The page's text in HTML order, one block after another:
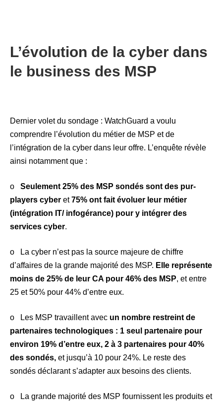
L’évolution de la cyber dans
le business des MSP
Dernier volet du sondage : WatchGuard a voulu
comprendre l’évolution du métier de MSP et de
l’intégration de la cyber dans leur offre. L’enquête révèle
ainsi notamment que :
o Seulement 25% des MSP sondés sont des pur-
players cyber et75% ont fait évoluer leur métier
(intégration IT/ infogérance) pour y intégrer des
services cyber.
o La cyber n’est pas la source majeure de chiffre
d’affaires de la grande majorité des MSP. Elle représente
moins de 25% de leur CA pour 46% des MSP, et entre
25 et 50% pour 44% d’entre eux.
o Les MSP travaillent avec un nombre restreint de
partenaires technologiques : 1 seul partenaire pour
environ 19% d’entre eux, 2 à 3 partenaires pour 40%
des sondés, et jusqu’à 10 pour 24%. Le reste des
sondés déclarant s’adapter aux besoins des clients.
o La grande majorité des MSP fournissent les produits et